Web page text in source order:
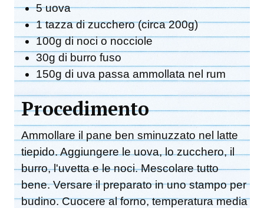
5 uova
1 tazza di zucchero (circa 200g)
100g di noci o nocciole
30g di burro fuso
150g di uva passa ammollata nel rum
Procedimento
Ammollare il pane ben sminuzzato nel latte
tiepido. Aggiungere le uova, lo zucchero, il
burro, l'uvetta e le noci. Mescolare tutto
bene. Versare il preparato in uno stampo per
budino. Cuocere al forno, temperatura media